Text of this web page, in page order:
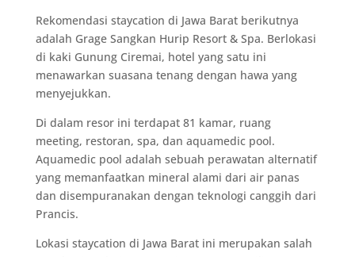
Rekomendasi staycation di Jawa Barat berikutnya
adalah Grage Sangkan Hurip Resort & Spa. Berlokasi
di kaki Gunung Ciremai, hotel yang satu ini
menawarkan suasana tenang dengan hawa yang
menyejukkan.
Di dalam resor ini terdapat 81 kamar, ruang
meeting, restoran, spa, dan aquamedic pool.
Aquamedic pool adalah sebuah perawatan alternatif
yang memanfaatkan mineral alami dari air panas
dan disempuranakan dengan teknologi canggih dari
Prancis.
Lokasi staycation di Jawa Barat ini merupakan salah